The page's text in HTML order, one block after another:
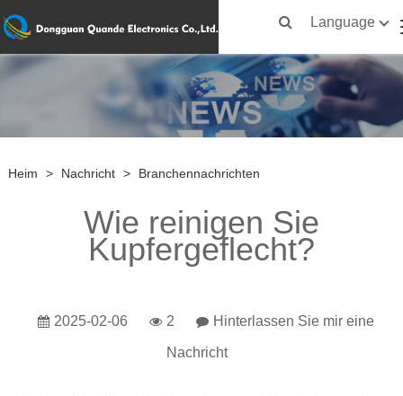
Language
Heim > Nachricht > Branchennachrichten
Wie reinigen Sie
Kupfergeflecht?
2025-02-06 2 Hinterlassen Sie mir eine
Nachricht